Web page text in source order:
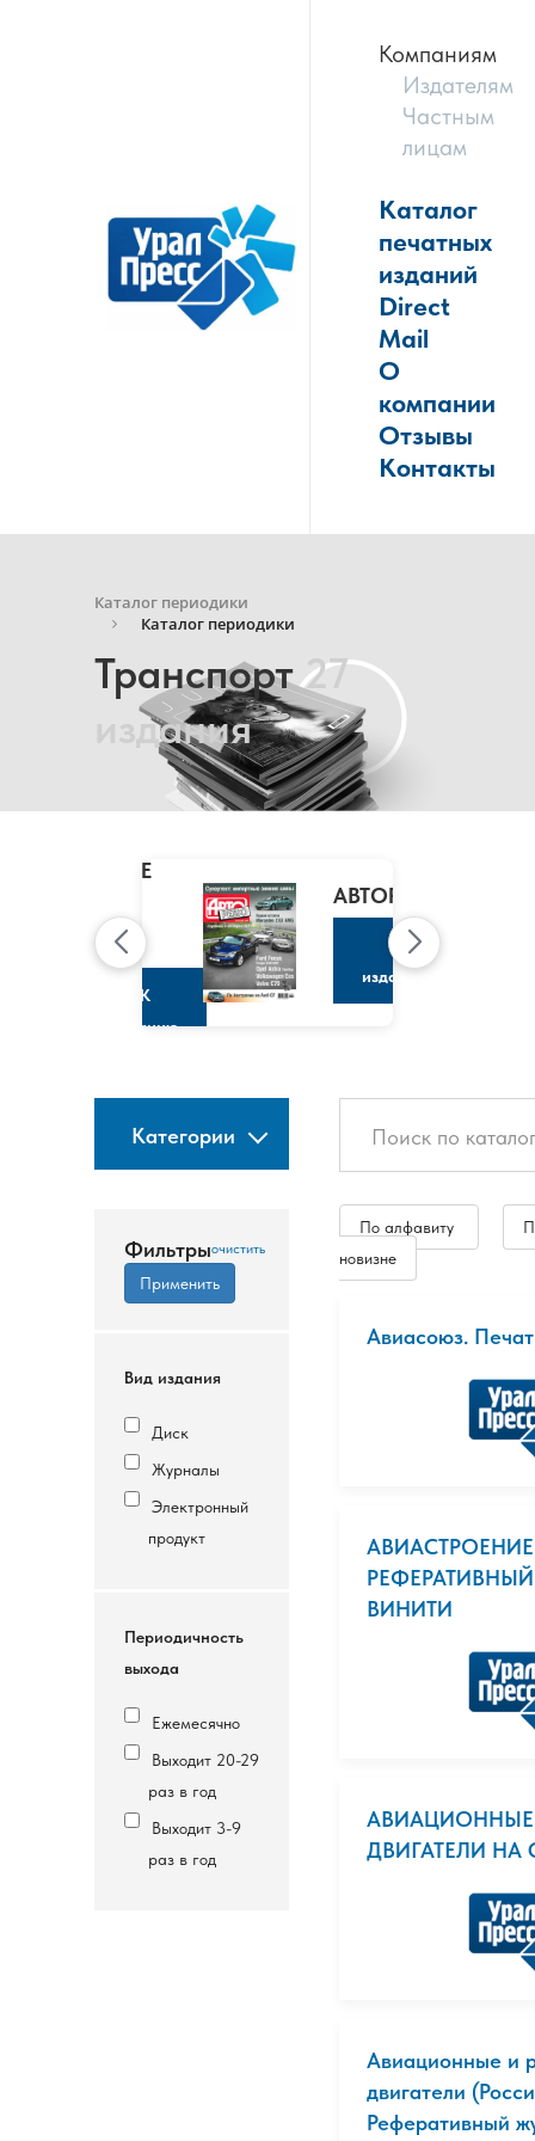
Компаниям
Издателям
Частным
лицам
Каталог
печатных
изданий
Direct
Mail
О
компании
Отзывы
Контакты
Каталог периодики
Каталог периодики
Транспорт27
издания
CLAIRE
МАРИ
КЛЭР
К
изданию
АВТОРЕВЮ
К
изданию
Категории
Фильтры
Вид издания
Диск
Журналы
Электронный
продукт
Периодичность
выхода
Ежемесячно
Выходит 20-29
раз в год
Выходит 3-9
раз в год
По алфавиту
новизне
Авиасоюз.
ВИНИТИ
АВИАЦИОННЫЕ
ДВИГАТЕЛИ НА
Авиационные и
двигатели
Реферативный